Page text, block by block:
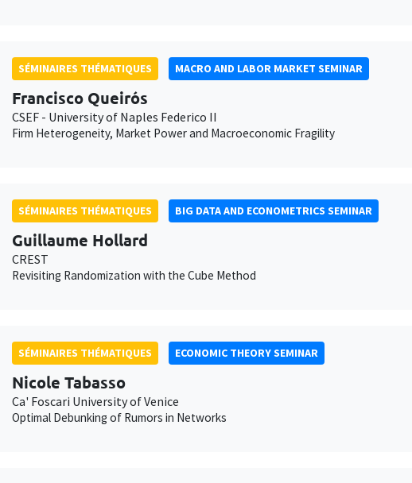
SÉMINAIRES THÉMATIQUES MACRO AND LABOR MARKET SEMINAR
Francisco Queirós
CSEF - University of Naples Federico II
Firm Heterogeneity, Market Power and Macroeconomic Fragility
SÉMINAIRES THÉMATIQUES BIG DATA AND ECONOMETRICS SEMINAR
Guillaume Hollard
CREST
Revisiting Randomization with the Cube Method
SÉMINAIRES THÉMATIQUES ECONOMIC THEORY SEMINAR
Nicole Tabasso
Ca' Foscari University of Venice
Optimal Debunking of Rumors in Networks